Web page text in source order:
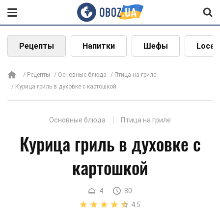
Рецепты Напитки Шефы Local
Рецепты Основные блюда
Птица на гриле
Курица гриль в духовке с картошкой
Основные блюда Птица на гриле
Курица гриль в духовке с
картошкой
4
80
4.5